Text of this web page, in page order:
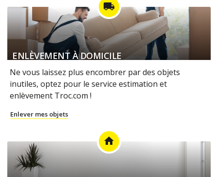
local_shipping
ENLÈVEMENT À DOMICILE
Ne vous laissez plus encombrer par des objets
inutiles, optez pour le service estimation et
enlèvement Troc.com !
Enlever mes objets
home